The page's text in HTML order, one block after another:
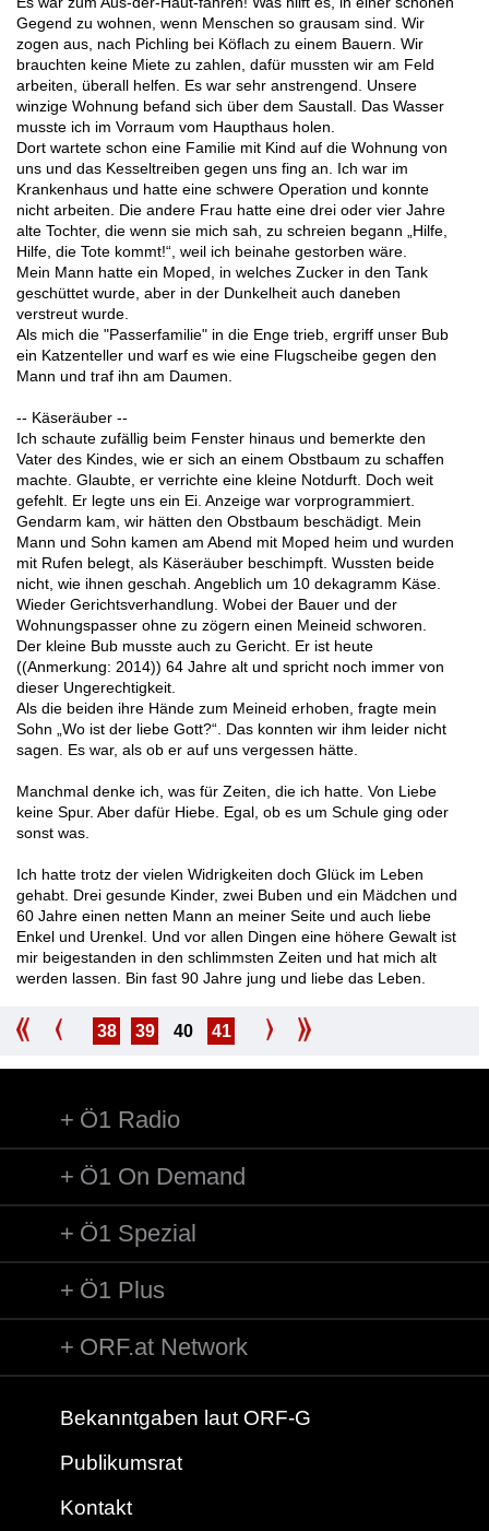
Gegend zu wohnen, wenn Menschen so grausam sind. Wir
zogen aus, nach Pichling bei Köflach zu einem Bauern. Wir
brauchten keine Miete zu zahlen, dafür mussten wir am Feld
arbeiten, überall helfen. Es war sehr anstrengend. Unsere
winzige Wohnung befand sich über dem Saustall. Das Wasser
musste ich im Vorraum vom Haupthaus holen.
Dort wartete schon eine Familie mit Kind auf die Wohnung von
uns und das Kesseltreiben gegen uns fing an. Ich war im
Krankenhaus und hatte eine schwere Operation und konnte
nicht arbeiten. Die andere Frau hatte eine drei oder vier Jahre
alte Tochter, die wenn sie mich sah, zu schreien begann „Hilfe,
Hilfe, die Tote kommt!“, weil ich beinahe gestorben wäre.
Mein Mann hatte ein Moped, in welches Zucker in den Tank
geschüttet wurde, aber in der Dunkelheit auch daneben
verstreut wurde.
Als mich die "Passerfamilie" in die Enge trieb, ergriff unser Bub
ein Katzenteller und warf es wie eine Flugscheibe gegen den
Mann und traf ihn am Daumen.
-- Käseräuber --
Ich schaute zufällig beim Fenster hinaus und bemerkte den
Vater des Kindes, wie er sich an einem Obstbaum zu schaffen
machte. Glaubte, er verrichte eine kleine Notdurft. Doch weit
gefehlt. Er legte uns ein Ei. Anzeige war vorprogrammiert.
Gendarm kam, wir hätten den Obstbaum beschädigt. Mein
Mann und Sohn kamen am Abend mit Moped heim und wurden
mit Rufen belegt, als Käseräuber beschimpft. Wussten beide
nicht, wie ihnen geschah. Angeblich um 10 dekagramm Käse.
Wieder Gerichtsverhandlung. Wobei der Bauer und der
Wohnungspasser ohne zu zögern einen Meineid schworen.
Der kleine Bub musste auch zu Gericht. Er ist heute
((Anmerkung: 2014)) 64 Jahre alt und spricht noch immer von
dieser Ungerechtigkeit.
Als die beiden ihre Hände zum Meineid erhoben, fragte mein
Sohn „Wo ist der liebe Gott?“. Das konnten wir ihm leider nicht
sagen. Es war, als ob er auf uns vergessen hätte.
Manchmal denke ich, was für Zeiten, die ich hatte. Von Liebe
keine Spur. Aber dafür Hiebe. Egal, ob es um Schule ging oder
sonst was.
Ich hatte trotz der vielen Widrigkeiten doch Glück im Leben
gehabt. Drei gesunde Kinder, zwei Buben und ein Mädchen und
60 Jahre einen netten Mann an meiner Seite und auch liebe
Enkel und Urenkel. Und vor allen Dingen eine höhere Gewalt ist
mir beigestanden in den schlimmsten Zeiten und hat mich alt
werden lassen. Bin fast 90 Jahre jung und liebe das Leben.
38 39 40 41
Ö1 Radio
Ö1 On Demand
Ö1 Spezial
Ö1 Plus
ORF.at Network
Bekanntgaben laut ORF-G
Publikumsrat
Kontakt